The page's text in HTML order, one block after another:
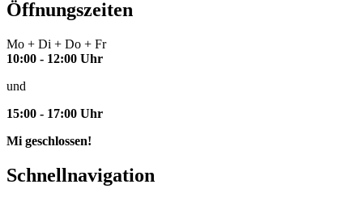
Öffnungszeiten
Mo + Di + Do + Fr
10:00 - 12:00 Uhr
und
15:00 - 17:00 Uhr
Mi geschlossen!
Schnellnavigation